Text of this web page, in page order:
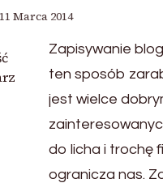
11 Marca 2014
Zapisywanie
ten sposób
jest wielce
do licha i trochę
ogranicza nas.